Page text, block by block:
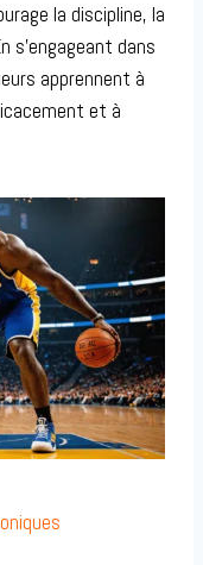
la discipline, la
s’engageant dans
apprennent à
et à